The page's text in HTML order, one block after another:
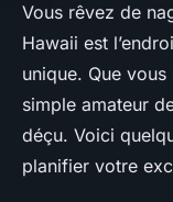
Vous rêvez de
Hawaii est
unique. Que
simple amateur
déçu. Voici
planifier votre